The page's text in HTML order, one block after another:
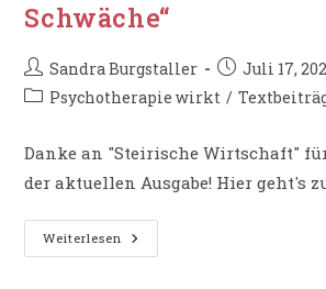
Schwäche“
Beitrags-
Autor:
Sandra Burgstaller
Beitrag
Juli 17,
Beitrags-
Psychotherapie wirkt /
Danke an "Steirische Wirtschaft"
der aktuellen Ausgabe! Hier geht's
Weiterlesen Artikel
In